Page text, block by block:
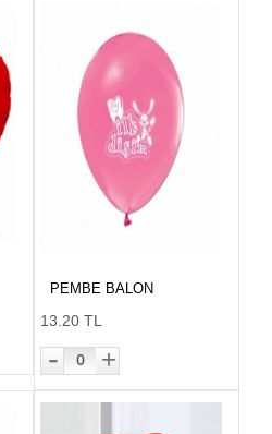
PEMBE BALON
13.20 TL
- 0 +